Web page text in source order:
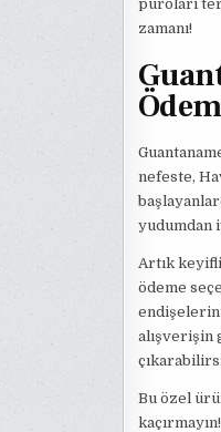
puroları
zamanı!
nefeste,
yudumdan
Artık
ödeme
alışverişin
Bu özel